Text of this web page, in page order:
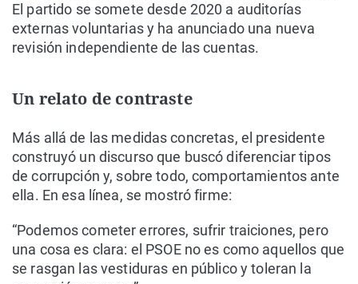
El partido se somete desde 2020 a auditorías
externas voluntarias y ha anunciado una nueva
revisión independiente de las cuentas.
Un relato de contraste
Más allá de las medidas concretas, el presidente
construyó un discurso que buscó diferenciar tipos
de corrupción y, sobre todo, comportamientos ante
ella. En esa línea, se mostró firme:
“Podemos cometer errores, sufrir traiciones, pero
una cosa es clara: el PSOE no es como aquellos que
se rasgan las vestiduras en público y toleran la